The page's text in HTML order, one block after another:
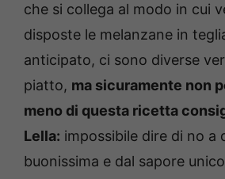
che si collega al modo in cui
disposte le melanzane in
anticipato, ci sono diverse
piatto, ma sicuramente non
meno di questa ricetta
Lella: impossibile dire di no a
buonissima e dal sapore